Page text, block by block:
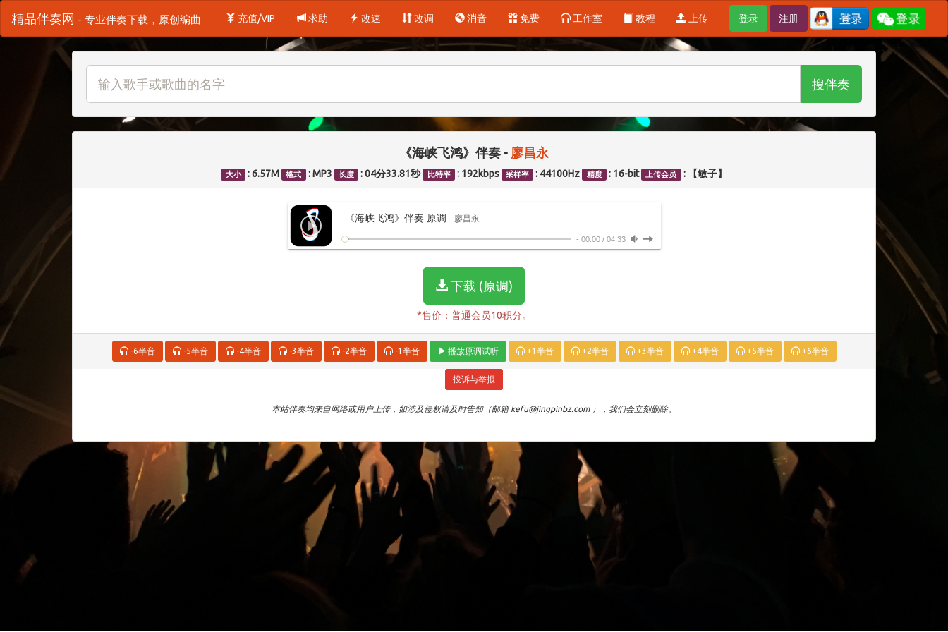
精品伴奏网 - 专业伴奏下载，原创编曲 登录 注册
充值/VIP 求助 改速 改调 消音 免费 工作室 教程 上传
搜伴奏
《海峡飞鸿》伴奏 - 廖昌永
大小 : 6.57M 格式 : MP3 长度 : 04分33.81秒 比特率 : 192kbps 采样率 : 44100Hz 精度 : 16-bit 上传会员 : 【敏子】
《海峡飞鸿》伴奏 原调 - 廖昌永
- 00:00/ 04:33
下载 (原调)
*售价：普通会员10积分。
-6半音 -5半音 -4半音 -3半音 -2半音 -1半音 播放原调试听 +1半音 +2半音 +3半音 +4半音 +5半音 +6半音
投诉与举报
本站伴奏均来自网络或用户上传，如涉及侵权请及时告知（邮箱 kefu@jingpinbz.com ），我们会立刻删除。